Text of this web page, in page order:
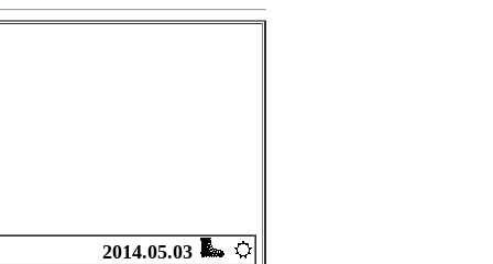
2014.05.03